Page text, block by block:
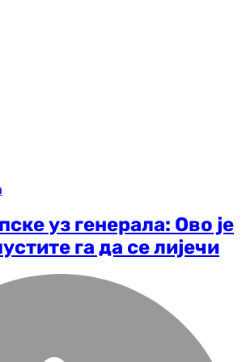
уз генерала: Ово је
га да се лијечи